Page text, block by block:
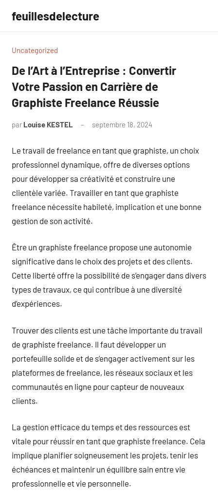
contenu
feuillesdelecture
Uncategorized
De l’Art à l’Entreprise : Convertir
Votre Passion en Carrière de
Graphiste Freelance Réussie
par Louise KESTEL septembre 18, 2024
Le travail de freelance en tant que graphiste, un choix
professionnel dynamique, offre de diverses options
pour développer sa créativité et construire une
clientèle variée. Travailler en tant que graphiste
freelance nécessite habileté, implication et une bonne
gestion de son activité.
Être un graphiste freelance propose une autonomie
significative dans le choix des projets et des clients.
Cette liberté offre la possibilité de s’engager dans divers
types de travaux, ce qui contribue à une diversité
d’expériences.
Trouver des clients est une tâche importante du travail
de graphiste freelance. Il faut développer un
portefeuille solide et de s’engager activement sur les
plateformes de freelance, les réseaux sociaux et les
communautés en ligne pour capteur de nouveaux
clients.
La gestion efficace du temps et des ressources est
vitale pour réussir en tant que graphiste freelance. Cela
implique planifier soigneusement les projets, tenir les
échéances et maintenir un équilibre sain entre vie
professionnelle et vie personnelle.